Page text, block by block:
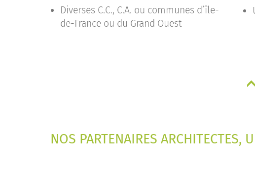
Diverses C.C., C.A. ou communes d’île-
de-France ou du Grand Ouest
NOS PARTENAIRES ARCHITECTES,